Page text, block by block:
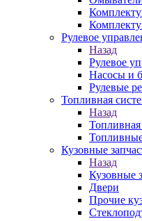
Рулевое
Назад
Рулевое
Насосы и
Рулевые
Топливная
Назад
Топливная
Кузовные
Назад
Кузовные
Двери
Прочие